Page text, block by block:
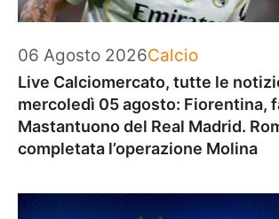
06 Agosto 2026Categorie
Calcio
Live Calciomercato, tutte le
mercoledì 05 agosto: Fiorentina,
Mastantuono del Real Madrid.
completata l’operazione Molina